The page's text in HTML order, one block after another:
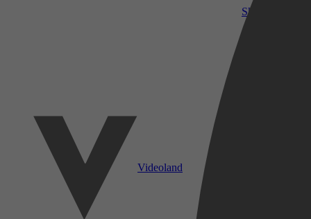
SkyShowtime
Videoland